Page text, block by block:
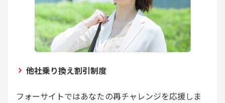
他社乗り換え割引制度
フォーサイトではあなたの再チャレンジを応援しま